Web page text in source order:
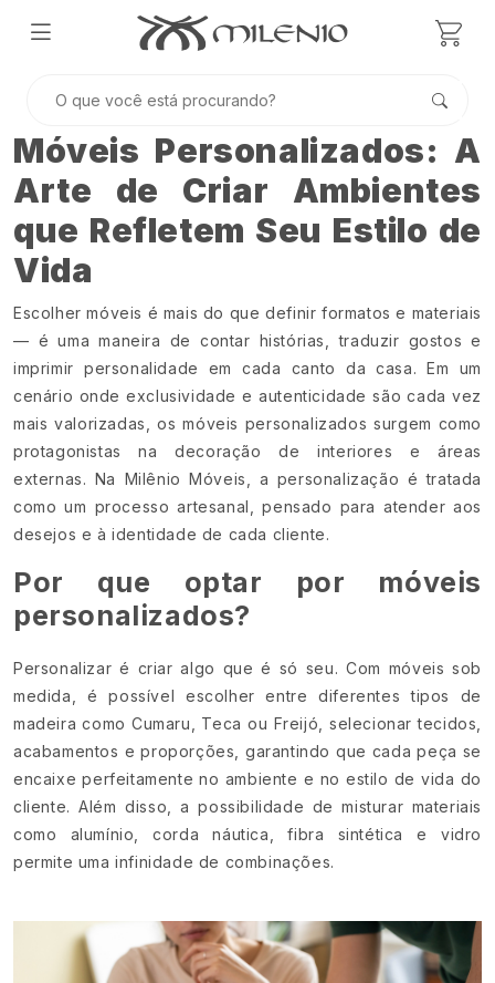
Móveis Personalizados: A
Arte de Criar Ambientes
que Refletem Seu Estilo de
Vida
Escolher móveis é mais do que definir formatos e materiais
— é uma maneira de contar histórias, traduzir gostos e
imprimir personalidade em cada canto da casa. Em um
cenário onde exclusividade e autenticidade são cada vez
mais valorizadas, os móveis personalizados surgem como
protagonistas na decoração de interiores e áreas
externas. Na Milênio Móveis, a personalização é tratada
como um processo artesanal, pensado para atender aos
desejos e à identidade de cada cliente.
Por que optar por móveis
personalizados?
Personalizar é criar algo que é só seu. Com móveis sob
medida, é possível escolher entre diferentes tipos de
madeira como Cumaru, Teca ou Freijó, selecionar tecidos,
acabamentos e proporções, garantindo que cada peça se
encaixe perfeitamente no ambiente e no estilo de vida do
cliente. Além disso, a possibilidade de misturar materiais
como alumínio, corda náutica, fibra sintética e vidro
permite uma infinidade de combinações.